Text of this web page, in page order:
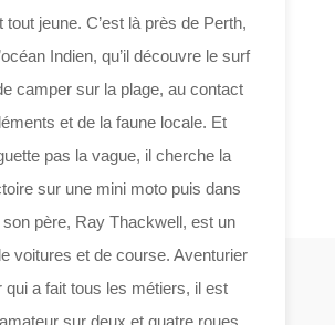
tout jeune. C’est là près de Perth,
Indien, qu’il découvre le surf
camper sur la plage, au contact
et de la faune locale. Et
pas la vague, il cherche la
sur une mini moto puis dans
père, Ray Thackwell, est un
voitures et de course. Aventurier
qui a fait tous les métiers, il est
sur deux et quatre roues,